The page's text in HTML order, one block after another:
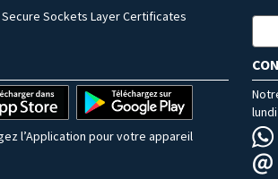
Secure Sockets Layer Certificates
l’Application pour votre appareil